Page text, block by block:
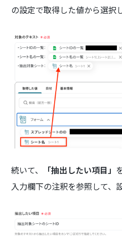
の設定で取得した値から選択
続いて、 「抽出したい項目」
入力欄下の注釈を参照して、